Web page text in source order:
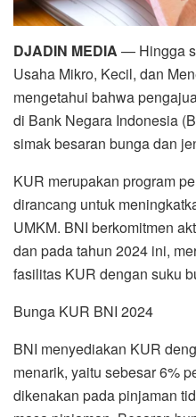
DJADIN MEDIA — Hingga
Usaha Mikro, Kecil, dan
mengetahui bahwa
di Bank Negara Indonesia
simak besaran bunga dan
KUR merupakan program
dirancang untuk
UMKM. BNI berkomitmen
dan pada tahun 2024 ini,
fasilitas KUR dengan suku
Bunga KUR BNI 2024
BNI menyediakan KUR
menarik, yaitu sebesar 6%
dikenakan pada pinjaman